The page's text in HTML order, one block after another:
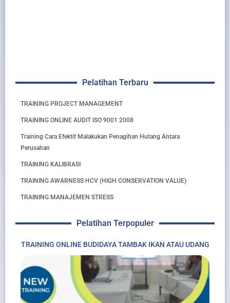
Pelatihan Terbaru
TRAINING PROJECT MANAGEMENT
TRAINING ONLINE AUDIT ISO 9001 2008
Training Cara Efektif Malakukan Penagihan Hutang Antara
Perusahan
TRAINING KALIBRASI
TRAINING AWARNESS HCV (HIGH CONSERVATION VALUE)
TRAINING MANAJEMEN STRESS
Pelatihan Terpopuler
TRAINING ONLINE BUDIDAYA TAMBAK IKAN ATAU UDANG